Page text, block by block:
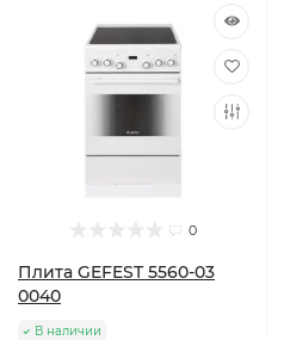
0
Плита GEFEST 5560-03
0040
В наличии